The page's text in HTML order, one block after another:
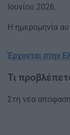
Ιουνίου 2026.
Η ημερομηνία
Έρχονται στην
Τι
Στη νέα